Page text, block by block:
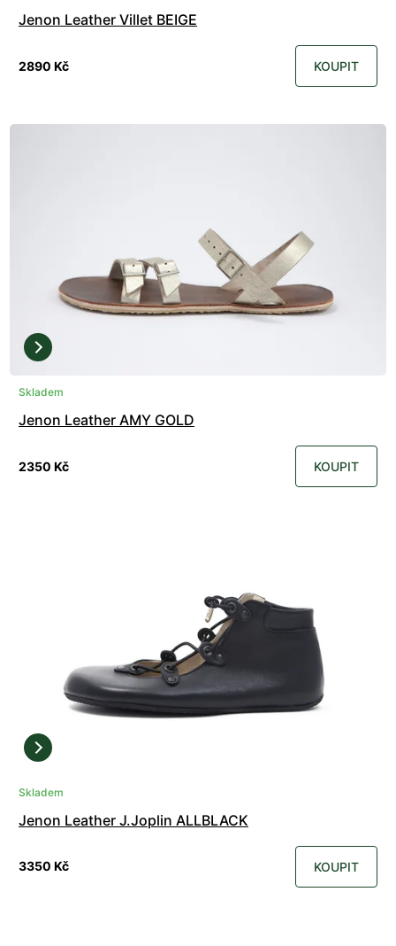
Jenon Leather Villet BEIGE
2890 Kč KOUPIT
Skladem
Jenon Leather AMY GOLD
2350 Kč KOUPIT
Skladem
Jenon Leather J.Joplin ALLBLACK
3350 Kč KOUPIT